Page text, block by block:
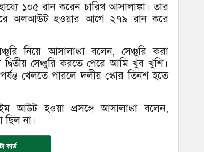
১০৫ রান করেন চারিথ আসালাঙ্কা। তার
অলআউট হওয়ার আগে ২৭৯ রান করে
নিয়ে আসালাঙ্কা বলেন, সেঞ্চুরি করা
সেঞ্চুরি করতে পেরে আমি খুব খুশি।
খেলতে পারলে দলীয় স্কোর তিনশ হতে
আউট হওয়া প্রসঙ্গে আসালাঙ্কা বলেন,
না।
কার্ড